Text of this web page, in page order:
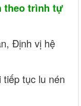
theo trình tự
Định vị hệ
tiếp tục lu nén